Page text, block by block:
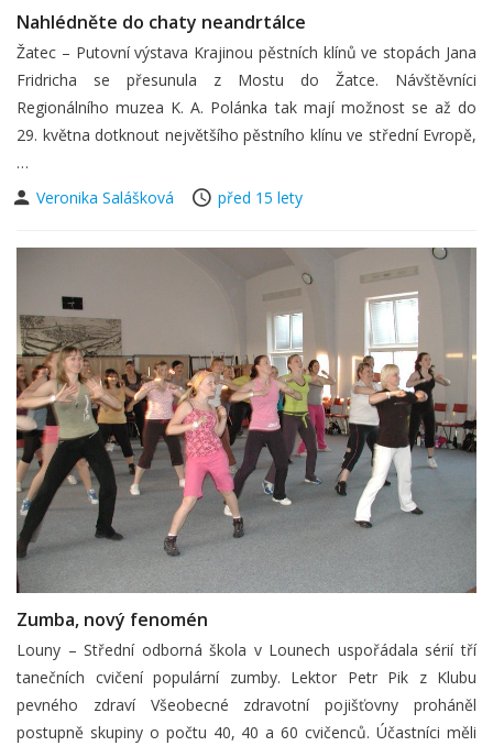
Nahlédněte do chaty neandrtálce
Žatec – Putovní výstava Krajinou pěstních klínů ve stopách Jana
Fridricha se přesunula z Mostu do Žatce. Návštěvníci
Regionálního muzea K. A. Polánka tak mají možnost se až do
29. května dotknout největšího pěstního klínu ve střední Evropě,
…
Veronika Salášková
před 15 lety
Zumba, nový fenomén
Louny – Střední odborná škola v Lounech uspořádala sérií tří
tanečních cvičení populární zumby. Lektor Petr Pik z Klubu
pevného zdraví Všeobecné zdravotní pojišťovny proháněl
postupně skupiny o počtu 40, 40 a 60 cvičenců. Účastníci měli